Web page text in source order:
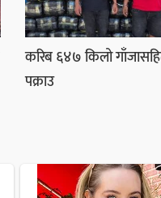
करिब ६४७ किलो
पक्राउ